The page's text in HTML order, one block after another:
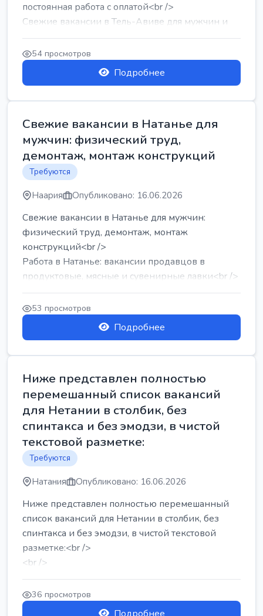
постоянная работа с оплатой<br />
Свежие вакансии в Тель-Авиве для мужчин и
женщин от хозя...
54 просмотров
Подробнее
Свежие вакансии в Натанье для
мужчин: физический труд,
демонтаж, монтаж конструкций
Требуются
Наария Опубликовано: 16.06.2026
Свежие вакансии в Натанье для мужчин:
физический труд, демонтаж, монтаж
конструкций<br />
Работа в Натанье: вакансии продавцов в
продуктовые, мясные и сувенирные лавки<br />
Разнорабочий на сборку м...
53 просмотров
Подробнее
Ниже представлен полностью
перемешанный список вакансий
для Нетании в столбик, без
спинтакса и без эмодзи, в чистой
текстовой разметке:
Требуются
Натания Опубликовано: 16.06.2026
Ниже представлен полностью перемешанный
список вакансий для Нетании в столбик, без
спинтакса и без эмодзи, в чистой текстовой
разметке:<br />
<br />
Работа в Нетании на мебельном производстве:
требу...
36 просмотров